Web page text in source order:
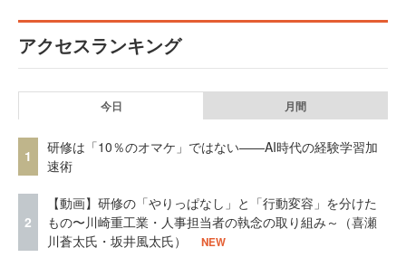
アクセスランキング
今日 月間
1
研修は「10％のオマケ」ではない——AI時代の経験学習加
速術
2
【動画】研修の「やりっぱなし」と「行動変容」を分けた
もの〜川崎重工業・人事担当者の執念の取り組み～（喜瀬
川蒼太氏・坂井風太氏）
NEW